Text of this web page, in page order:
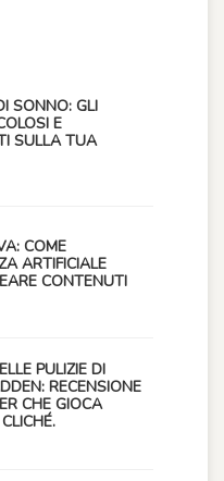
SONNO: GLI
E
SULLA TUA
COME
ARTIFICIALE
CONTENUTI
PULIZIE DI
RECENSIONE
CHE GIOCA